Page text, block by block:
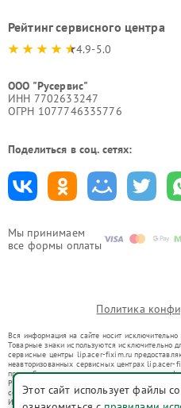
Мы принимаем
все формы оплаты
Рейтинг сервисного центра
4.9-5.0
ООО "Русервис"
ИНН 7702633247
ОГРН 1077746335776
Поделиться в соц. сетях:
Политика
Вся информация на сайте носит исключительно
Товарные знаки используются исключительно
сервисные центры lip.acer-fixim.ru
неавторизованных сервисных центрах lip.acer-
правообладателями товарных знаков или их
Ремонт осуществляется для устройств, уже
со статьей 1487 ГК РФ.
Использование товарных знаков не преследует
Этот сайт использует файлы